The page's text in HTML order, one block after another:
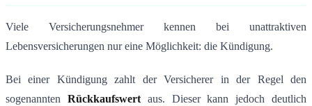
Viele Versicherungsnehmer kennen bei unattraktiven
Lebensversicherungen nur eine Möglichkeit: die Kündigung.
Bei einer Kündigung zahlt der Versicherer in der Regel den
sogenannten Rückkaufswertaus. Dieser kann jedoch deutlich